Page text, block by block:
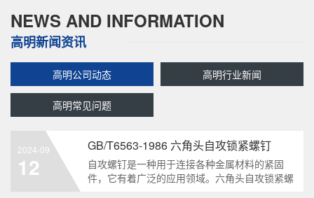
NEWS AND INFORMATION
高明新闻资讯
高明公司动态 高明行业新闻
高明常见问题
2024-09
12
GB/T6563-1986 六角头自攻锁紧螺钉
自攻螺钉是一种用于连接各种金属材料的紧固
件，它有着广泛的应用领域。六角头自攻锁紧螺